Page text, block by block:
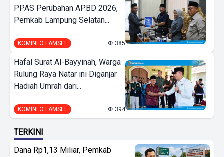
PPAS Perubahan APBD 2026,
Pemkab Lampung Selatan...
KOMINFO LAMSEL 385
Hafal Surat Al-Bayyinah, Warga
Rulung Raya Natar ini Diganjar
Hadiah Umrah dari...
KOMINFO LAMSEL 394
TERKINI
Dana Rp1,13 Miliar, Pemkab